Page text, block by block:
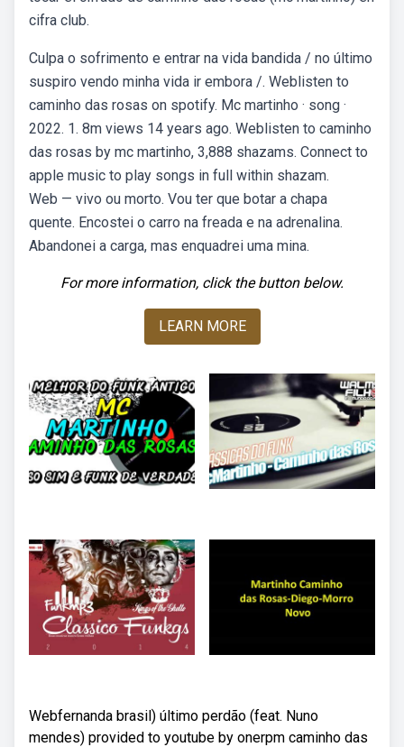
cifra club.
Culpa o sofrimento e entrar na vida bandida / no último
suspiro vendo minha vida ir embora /. Weblisten to
caminho das rosas on spotify. Mc martinho · song ·
2022. 1. 8m views 14 years ago. Weblisten to caminho
das rosas by mc martinho, 3,888 shazams. Connect to
apple music to play songs in full within shazam.
Web — vivo ou morto. Vou ter que botar a chapa
quente. Encostei o carro na freada e na adrenalina.
Abandonei a carga, mas enquadrei uma mina.
For more information, click the button below.
LEARN MORE
Webfernanda brasil) último perdão (feat. Nuno
mendes) provided to youtube by onerpm caminho das